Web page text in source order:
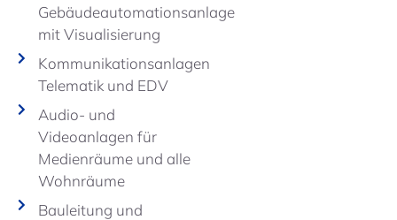
Gebäudeautomationsanlage
mit Visualisierung
Kommunikationsanlagen
Telematik und EDV
Audio- und
Videoanlagen für
Medienräume und alle
Wohnräume
Bauleitung und